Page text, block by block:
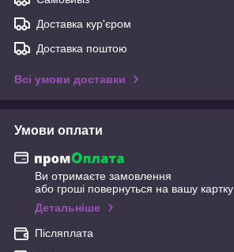
Доставка кур'єром
Доставка поштою
Всі умови доставки
Умови оплати
Ви отримаєте замовлення
або гроші повернуться на вашу картку
Детальніше
Післяплата